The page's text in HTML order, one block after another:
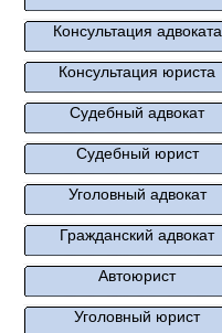
Консультация адвоката
Консультация юриста
Судебный адвокат
Судебный юрист
Уголовный адвокат
Гражданский адвокат
Автоюрист
Уголовный юрист